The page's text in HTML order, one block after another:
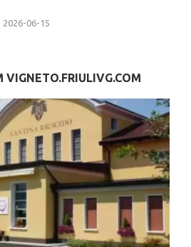
2026-06-15
VIGNETO.FRIULIVG.COM